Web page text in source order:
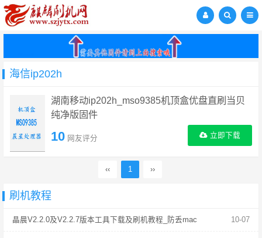
海信ip202h
湖南移动ip202h_mso9385机顶盒优盘直刷当贝
纯净版固件
10 网友评分 立即下载
‹‹ 1 ››
刷机教程
10-07
晶晨V2.2.0及V2.2.7版本工具下载及刷机教程_防丢mac